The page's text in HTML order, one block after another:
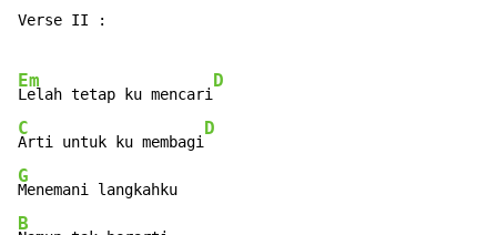
Verse II :
Em
Lelah tetap ku mencari
D
C
Arti untuk ku membagi
D
G
B